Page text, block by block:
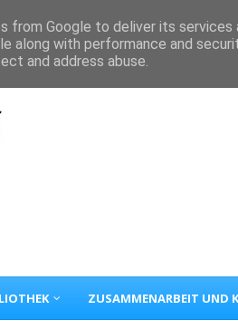
ZUSAMMENARBEIT UND
from Google to deliver its
along with performance and
and address abuse.